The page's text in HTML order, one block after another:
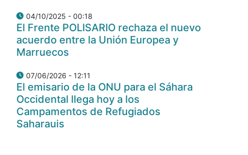
04/10/2025 - 00:18
El Frente POLISARIO rechaza el nuevo
acuerdo entre la Unión Europea y
Marruecos
07/06/2026 - 12:11
El emisario de la ONU para el Sáhara
Occidental llega hoy a los
Campamentos de Refugiados
Saharauis